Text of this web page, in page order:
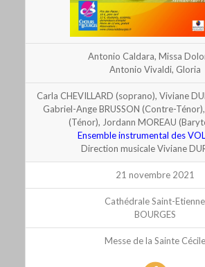
Antonio Caldara, Missa
Antonio Vivaldi, Gloria
Carla CHEVILLARD (soprano), Viviane
Gabriel-Ange BRUSSON (Contre-
(Ténor), Jordann MOREAU
Ensemble instrumental des
Direction musicale Viviane
21 novembre 2021
Cathédrale Saint-Etienne
BOURGES
Messe de la Sainte Cécile